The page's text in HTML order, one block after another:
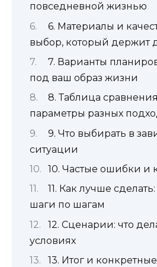
повседневной жизнью
6. Материалы и
выбор, который держит
7. Варианты
под ваш образ жизни
8. Таблица
параметры разных
9. Что выбирать в
ситуации
10. Частые ошибки и
11. Как лучше
шаги по шагам
12. Сценарии: что
условиях
13. Итог и конкретные